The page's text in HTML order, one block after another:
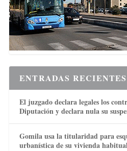
ENTRADAS RECIENTES
El juzgado declara legales los
Diputación y declara nula su
Gomila usa la titularidad para
urbanística de su vivienda